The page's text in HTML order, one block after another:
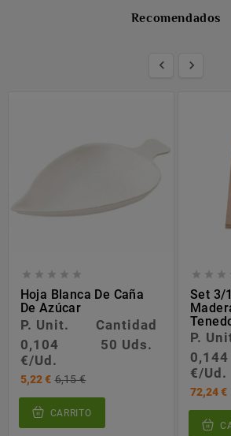
Recomendados
 
    
Hoja Blanca De Caña
De Azúcar
P. Unit.
Cantidad
0,104
€/Ud.
50 Uds.
5,22 € 6,15 €
CARRITO
  
Set 3/
P.
0,144
€/Ud.
72,24 €